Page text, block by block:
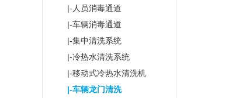
|-人员消毒通道
|-车辆消毒通道
|-集中清洗系统
|-冷热水清洗系统
|-移动式冷热水清洗机
|-车辆龙门清洗